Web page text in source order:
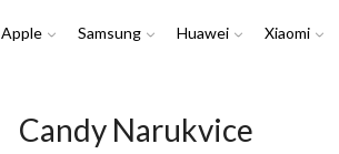
Apple Samsung Huawei Xiaomi
Candy Narukvice